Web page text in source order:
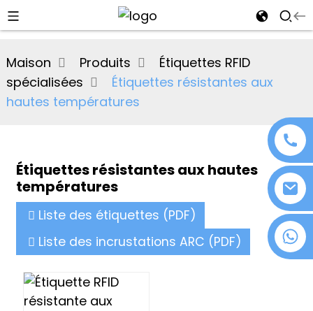
+86 18076372139
Maison Produits
Étiquettes RFID
spécialisées
Étiquettes résistantes aux
hautes températures
Étiquettes résistantes aux hautes
températures
Liste des étiquettes (PDF)
Liste des incrustations ARC (PDF)